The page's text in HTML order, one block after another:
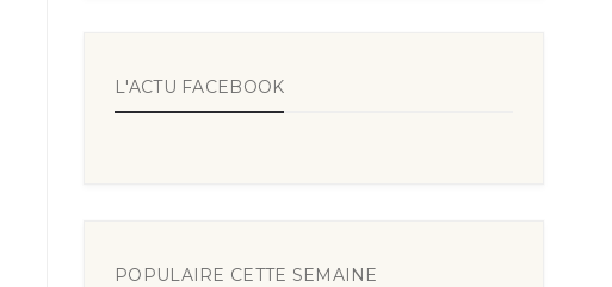
L'ACTU FACEBOOK
POPULAIRE CETTE SEMAINE